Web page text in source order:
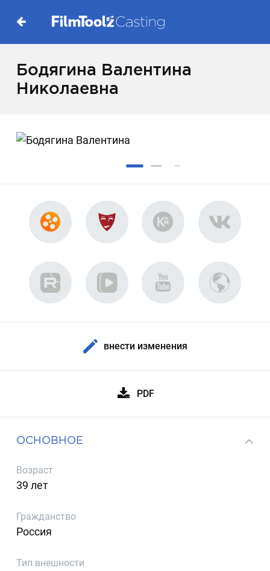
Бодягина Валентина
Николаевна
внести изменения
PDF
ОСНОВНОЕ
Возраст
39 лет
Гражданство
Россия
Тип внешности